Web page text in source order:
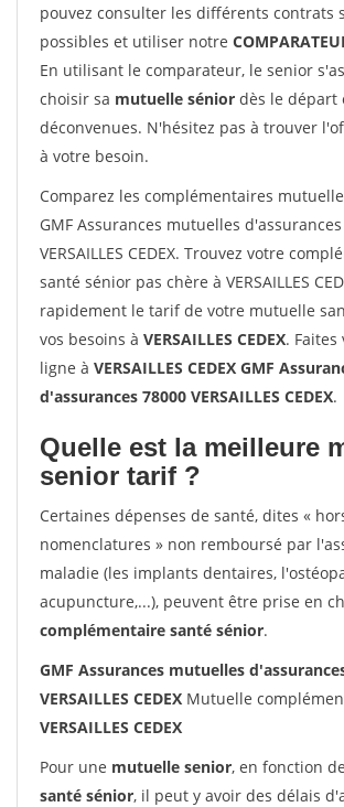
pouvez consulter les différents contrats
possibles et utiliser notre
En utilisant le comparateur, le senior
choisir sa mutuelle sénior dès le départ
déconvenues. N'hésitez pas à trouver
à votre besoin.
Comparez les complémentaires
GMF Assurances mutuelles
VERSAILLES CEDEX. Trouvez votre
santé sénior pas chère à VERSAILLES
rapidement le tarif de votre mutuelle
vos besoins à VERSAILLES CEDEX. Faites
ligne à VERSAILLES CEDEX GMF
d'assurances 78000 VERSAILLES CEDEX.
Quelle est la meilleure
senior tarif ?
Certaines dépenses de santé, dites «
nomenclatures » non remboursé par
maladie (les implants dentaires,
acupuncture,...), peuvent être prise en
complémentaire santé sénior.
GMF Assurances mutuelles
VERSAILLES CEDEX Mutuelle
VERSAILLES CEDEX
Pour une mutuelle senior, en fonction
santé sénior, il peut y avoir des délais